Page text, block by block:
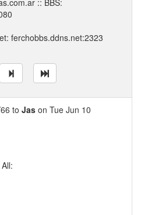
:: BBS:
ferchobbs.ddns.net:2323
to Jas on Tue Jun 10